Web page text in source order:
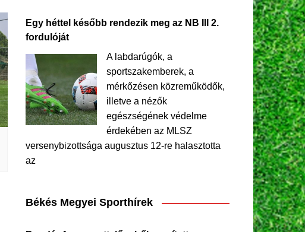
Egy héttel később rendezik meg az NB III 2.
fordulóját
A labdarúgók, a
sportszakemberek, a
mérkőzésen közreműködők,
illetve a nézők
egészségének védelme
érdekében az MLSZ
versenybizottsága augusztus 12-re halasztotta
az
Békés Megyei Sporthírek